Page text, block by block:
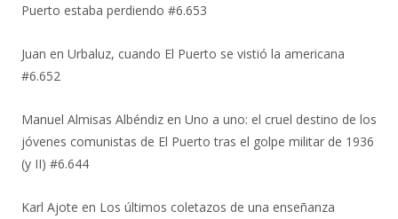
Puerto estaba perdiendo #6.653
Juan en Urbaluz, cuando El Puerto se vistió la americana
#6.652
Manuel Almisas Albéndiz en Uno a uno: el cruel destino de los
jóvenes comunistas de El Puerto tras el golpe militar de 1936
(y II) #6.644
Karl Ajote en Los últimos coletazos de una enseñanza